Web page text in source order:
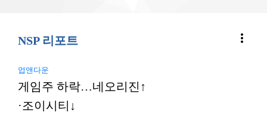
NSP 리포트 more_vert
업앤다운
게임주 하락…네오리진↑
·조이시티↓